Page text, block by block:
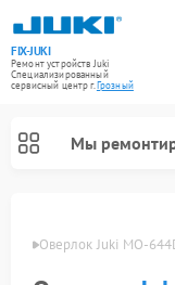
FIX-JUKI
Ремонт устройств Juki
Специализированный
cервисный центр г.Грозный
Мы
Оверлок Juki MO-